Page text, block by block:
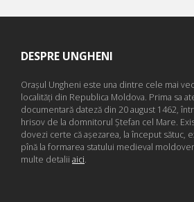
DESPRE UNGHENI
Oraşul Ungheni este una dintre cele mai
localităţi din Republica Moldova. Prima sa
documentară dateză din 20 august 1462,
hrisov de la domnitorul Ştefan cel Mare.
dovezi certe că aşezarea, la început sătuc,
pînă la formarea statului medieval
multe detalii aici.